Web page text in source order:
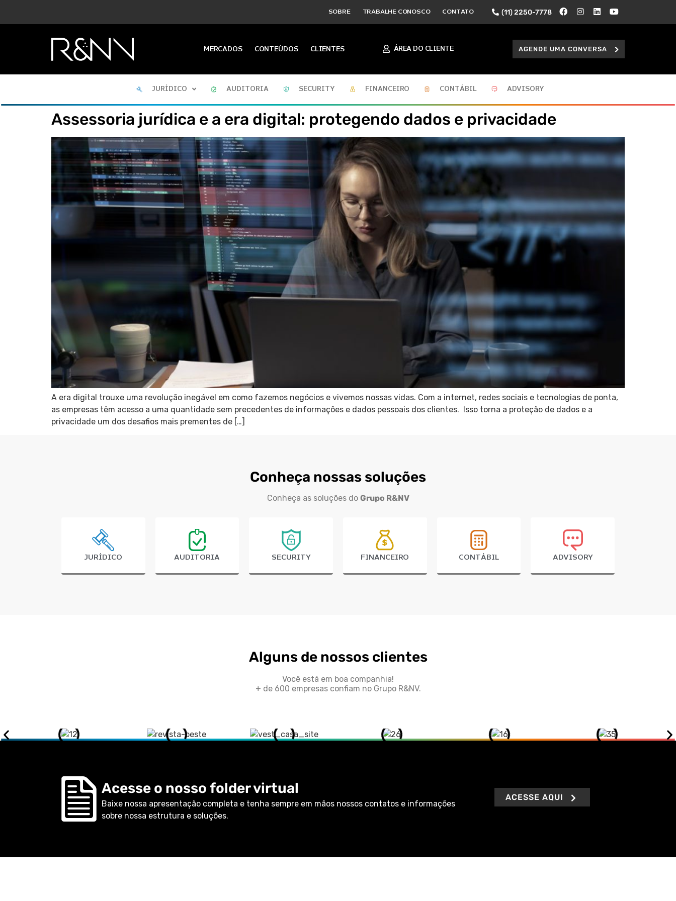
SOBRE TRABALHE CONOSCO CONTATO (11) 2250-7778
MERCADOS CONTEÚDOS CLIENTES ÁREA DO CLIENTE AGENDE UMA CONVERSA
JURÍDICO AUDITORIA SECURITY FINANCEIRO CONTÁBIL ADVISORY
Assessoria jurídica e a era digital: protegendo dados e privacidade
A era digital trouxe uma revolução inegável em como fazemos negócios e vivemos nossas vidas. Com a internet, redes sociais e tecnologias de ponta,
as empresas têm acesso a uma quantidade sem precedentes de informações e dados pessoais dos clientes. Isso torna a proteção de dados e a
privacidade um dos desafios mais prementes de […]
Conheça nossas soluções
Conheça as soluções do Grupo R&NV
JURÍDICO AUDITORIA SECURITY FINANCEIRO CONTÁBIL ADVISORY
Alguns de nossos clientes
Você está em boa companhia!
+ de 600 empresas confiam no Grupo R&NV.
Acesse o nosso folder virtual
Baixe nossa apresentação completa e tenha sempre em mãos nossos contatos e informações
sobre nossa estrutura e soluções.
ACESSE AQUI